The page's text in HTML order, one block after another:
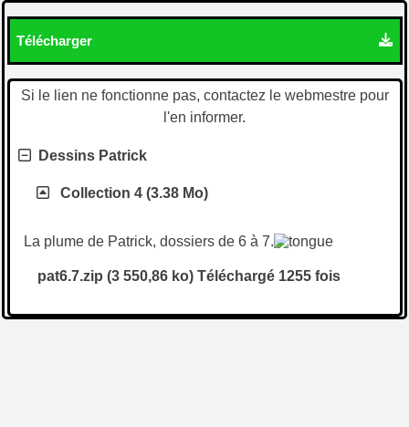
Télécharger
Si le lien ne fonctionne pas, contactez le webmestre pour
l'en informer.
Dessins Patrick
Collection 4 (3.38 Mo)
La plume de Patrick, dossiers de 6 à 7.
pat6.7.zip (3 550,86 ko) Téléchargé 1255 fois